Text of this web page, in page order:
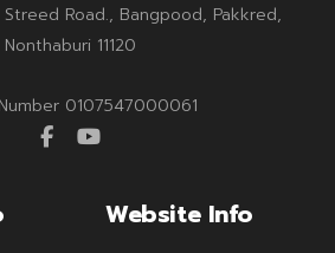
Road., Bangpood, Pakkred,
Nonthaburi 11120
0107547000061
facebookyoutube
Website Info